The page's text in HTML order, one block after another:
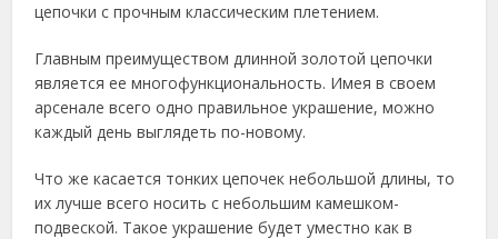
цепочки с прочным классическим плетением.
Главным преимуществом длинной золотой цепочки
является ее многофункциональность. Имея в своем
арсенале всего одно правильное украшение, можно
каждый день выглядеть по-новому.
Что же касается тонких цепочек небольшой длины, то
их лучше всего носить с небольшим камешком-
подвеской. Такое украшение будет уместно как в